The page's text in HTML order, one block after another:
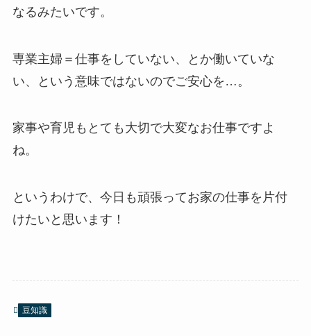
なるみたいです。
専業主婦＝仕事をしていない、とか働いていな
い、という意味ではないのでご安心を…。
家事や育児もとても大切で大変なお仕事ですよ
ね。
というわけで、今日も頑張ってお家の仕事を片付
けたいと思います！
豆知識